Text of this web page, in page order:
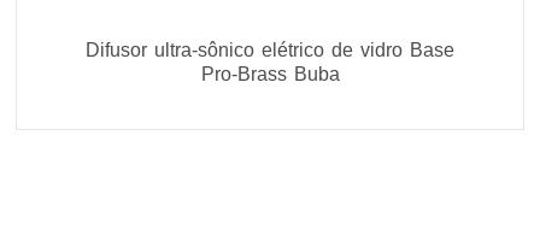
Difusor ultra-sônico elétrico de vidro Base
Pro-Brass Buba